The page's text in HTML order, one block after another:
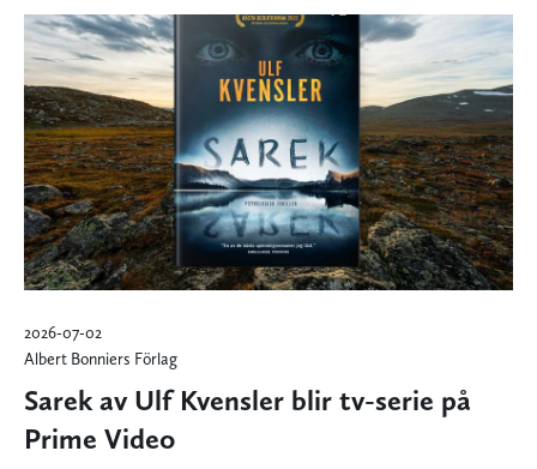
2026-07-02
Albert Bonniers Förlag
Sarek av Ulf Kvensler blir tv-serie på
Prime Video